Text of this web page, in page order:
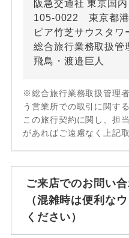
阪急交通社 東京国
105-0022 東京都
ピア竹芝サウスタワ
総合旅行業務取扱管
飛鳥・渡邉巨人
※総合旅行業務取扱管理
う営業所での取引に関す
この旅行契約に関し、担
があればご遠慮なく上記
ご来店でのお問い
（混雑時は便利な
ください）